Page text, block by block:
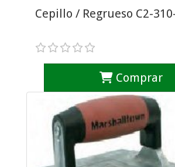
Cepillo / Regrueso C2-
Comprar